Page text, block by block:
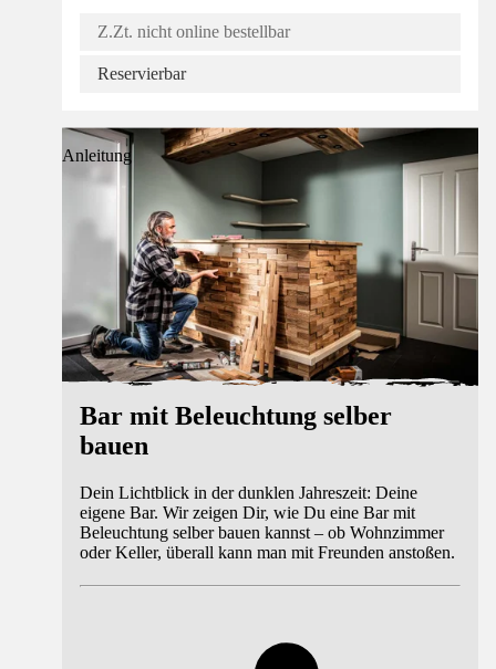
Z.Zt. nicht online bestellbar
Reservierbar
Anleitung
Bar mit Beleuchtung selber
bauen
Dein Lichtblick in der dunklen Jahreszeit: Deine
eigene Bar. Wir zeigen Dir, wie Du eine Bar mit
Beleuchtung selber bauen kannst – ob Wohnzimmer
oder Keller, überall kann man mit Freunden anstoßen.